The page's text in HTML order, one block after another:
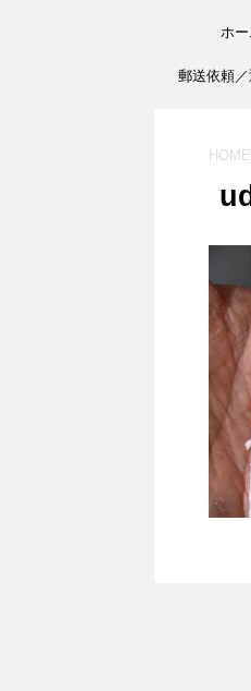
ホー
郵送依頼
HOME